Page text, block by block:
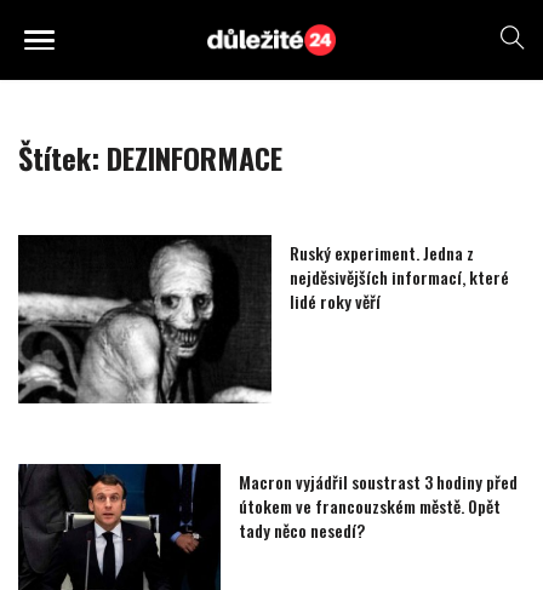
Štítek: DEZINFORMACE
Ruský experiment. Jedna z
nejděsivějších informací, které
lidé roky věří
Macron vyjádřil soustrast 3 hodiny před
útokem ve francouzském městě. Opět
tady něco nesedí?